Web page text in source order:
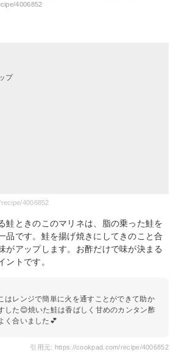
4006852
プ
4006852
鮭ときのこのマリネは、脂の乗った鮭を
品です。鮭を揚げ焼きにしてきのこと合
がアップします。お酢だけで味が決まる
ントです。
はレンジで簡単に火を通すことができて助か
した😊焼いた鮭は香ばしく甘めのカンタン酢
く合いました💕
引用元: https://cookpad.com/recipe/4006852